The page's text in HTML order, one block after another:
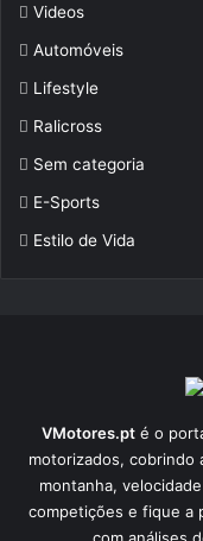
Videos
Automóveis
Lifestyle
Ralicross
Sem categoria
E-Sports
Estilo de Vida
VMotores.pt é o
motorizados, cobrindo
montanha,
competições e fique a
com análises